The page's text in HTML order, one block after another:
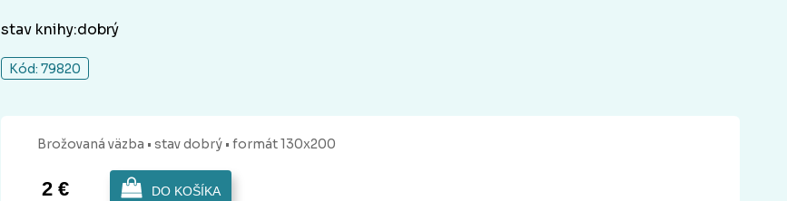
stav knihy:dobrý
Kód: 79820
Brožovaná väzba • stav dobrý • formát 130x200
2 € DO KOŠÍKA